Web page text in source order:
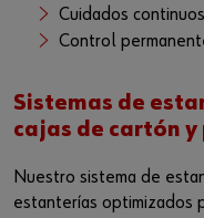
Cuidados continuos
Control
Sistemas de
cajas de cartón
Nuestro sistema de
estanterías optimizados